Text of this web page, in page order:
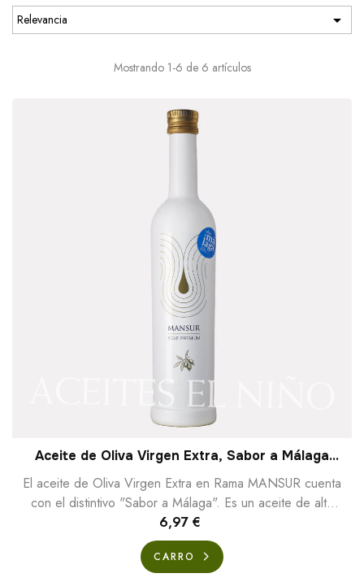
Relevancia 
Mostrando 1-6 de 6 artículos
Aceite de Oliva Virgen Extra, Sabor a Málaga
"MANSUR"
El aceite de Oliva Virgen Extra en Rama MANSUR cuenta
con el distintivo "Sabor a Málaga". Es un aceite de alta
calidad que no ha sufrido ninguna...
6,97 €
CARRO